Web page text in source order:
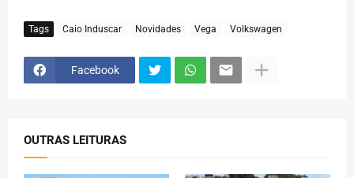
Tags Caio Induscar Novidades Vega Volkswagen
Facebook
OUTRAS LEITURAS